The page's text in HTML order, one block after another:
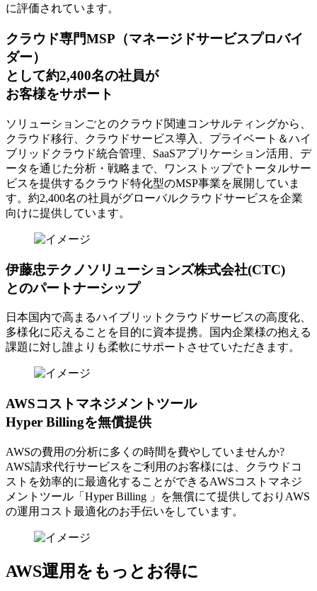
に評価されています。
クラウド専門MSP （マネージドサービスプロバイ
ダー）
として約2,400名の社員が
お客様をサポート
ソリューションごとのクラウド関連コンサルティングから、
クラウド移行、クラウドサービス導入、プライベート＆ハイ
ブリッドクラウド統合管理、SaaSアプリケーション活用、デ
ータを通じた分析・戦略まで、ワンストップでトータルサー
ビスを提供するクラウド特化型のMSP事業を展開していま
す。約2,400名の社員がグローバルクラウドサービスを企業
向けに提供しています。
伊藤忠テクノソリューションズ株式会社(CTC)
とのパートナーシップ
日本国内で高まるハイブリットクラウドサービスの高度化、
多様化に応えることを目的に資本提携。国内企業様の抱える
課題に対し誰よりも柔軟にサポートさせていただきます。
AWSコストマネジメントツール
Hyper Billingを無償提供
AWSの費⽤の分析に多くの時間を費やしていませんか?
AWS請求代⾏サービスをご利⽤のお客様には、クラウドコ
ストを効率的に最適化することができるAWSコストマネジ
メントツール「Hyper Billing 」を無償にて提供しておりAWS
の運⽤コスト最適化のお⼿伝いをしています。
AWS運用をもっとお得に